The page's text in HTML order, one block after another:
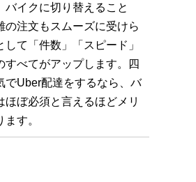
バイクに切り替えること
の注文もスムーズに受けら
して「件数」「スピード」
すべてがアップします。四
でUber配達をするなら、バ
ほぼ必須と言えるほどメリ
す。